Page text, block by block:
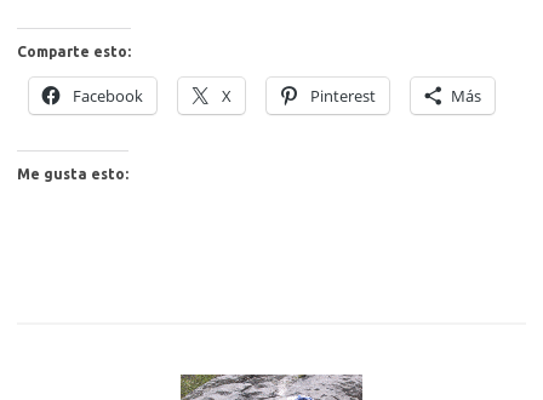
Comparte esto:
Facebook X Pinterest Más
Me gusta esto: